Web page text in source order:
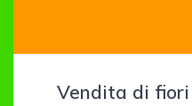
Vendita di